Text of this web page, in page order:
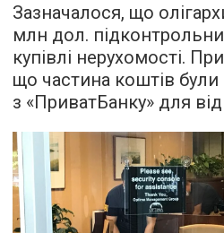
Зазначалося, що
млн дол.
купівлі нерухомості.
що частина коштів були
з «ПриватБанку» для